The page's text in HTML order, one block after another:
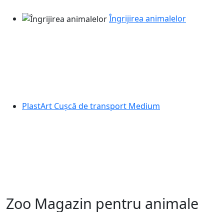
Îngrijirea animalelor
PlastArt Cușcă de transport Medium
Zoo Magazin pentru animale